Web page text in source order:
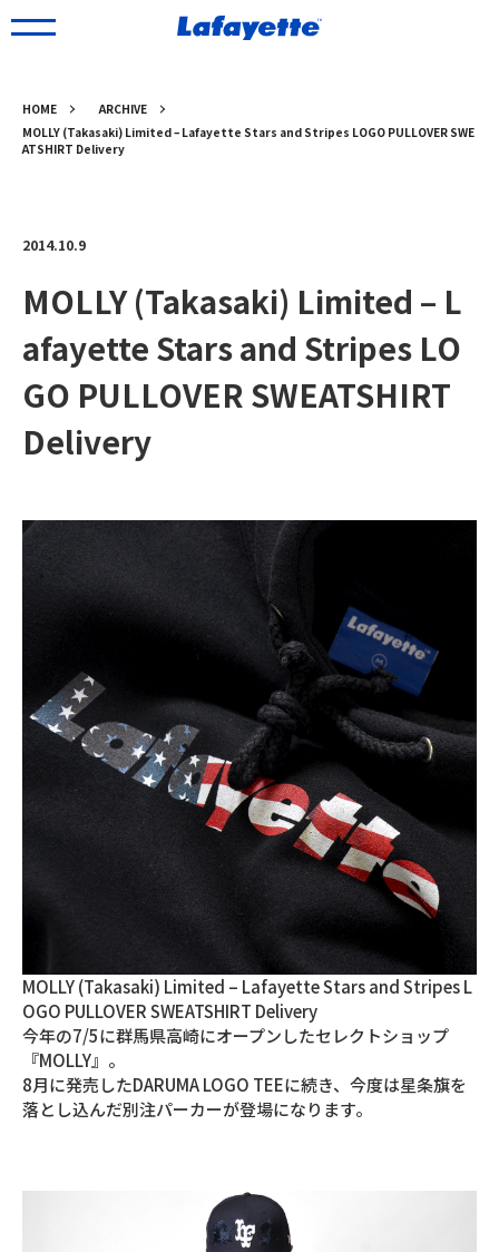
HOME
ARCHIVE
MOLLY (Takasaki) Limited – Lafayette Stars and Stripes LOGO PULLOVER SWE
ATSHIRT Delivery
2014.10.9
MOLLY (Takasaki) Limited – L
afayette Stars and Stripes LO
GO PULLOVER SWEATSHIRT
Delivery
MOLLY (Takasaki) Limited – Lafayette Stars and Stripes L
OGO PULLOVER SWEATSHIRT Delivery
今年の7/5に群馬県高崎にオープンしたセレクトショップ
『MOLLY』。
8月に発売したDARUMA LOGO TEEに続き、今度は星条旗を
落とし込んだ別注パーカーが登場になります。